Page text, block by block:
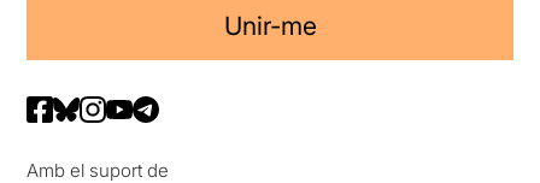
Unir-me
Amb el suport de